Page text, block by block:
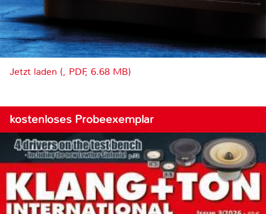
Jetzt laden (, PDF, 6.68 MB)
kostenloses Probeexemplar